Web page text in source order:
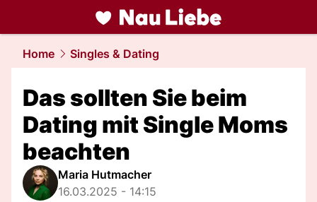
liebe.NAU.ch
Home Singles & Dating
Das sollten Sie beim
Dating mit Single Moms
beachten
Maria Hutmacher
16.03.2025 - 14:15